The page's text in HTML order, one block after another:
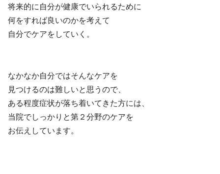
将来的に自分が健康でいられるために
何をすれば良いのかを考えて
自分でケアをしていく。
なかなか自分ではそんなケアを
見つけるのは難しいと思うので、
ある程度症状が落ち着いてきた方には、
当院でしっかりと第２分野のケアを
お伝えしています。